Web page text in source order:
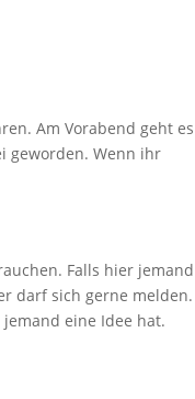
Am Vorabend geht es
geworden. Wenn ihr
Falls hier jemand
darf sich gerne melden.
eine Idee hat.